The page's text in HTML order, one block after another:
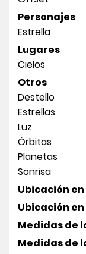
Personajes
Estrella
Lugares
Cielos
Otros
Destello
Estrellas
Luz
Órbitas
Planetas
Sonrisa
Ubicación
Ubicación
Medidas de
Medidas de